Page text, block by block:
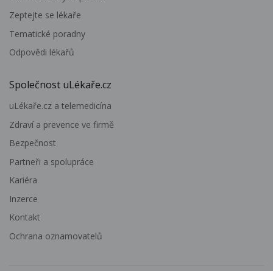
Zeptejte se lékaře
Tematické poradny
Odpovědi lékařů
Společnost uLékaře.cz
uLékaře.cz a telemedicína
Zdraví a prevence ve firmě
Bezpečnost
Partneři a spolupráce
Kariéra
Inzerce
Kontakt
Ochrana oznamovatelů